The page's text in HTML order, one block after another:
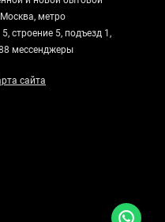
метро
строение 5, подъезд 1,
мессенджеры
сайта